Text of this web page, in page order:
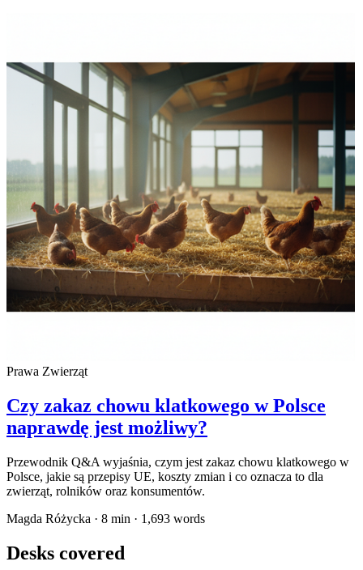
Prawa Zwierząt
Czy zakaz chowu klatkowego w Polsce
naprawdę jest możliwy?
Przewodnik Q&A wyjaśnia, czym jest zakaz chowu klatkowego w
Polsce, jakie są przepisy UE, koszty zmian i co oznacza to dla
zwierząt, rolników oraz konsumentów.
Magda Różycka · 8 min · 1,693 words
Desks covered